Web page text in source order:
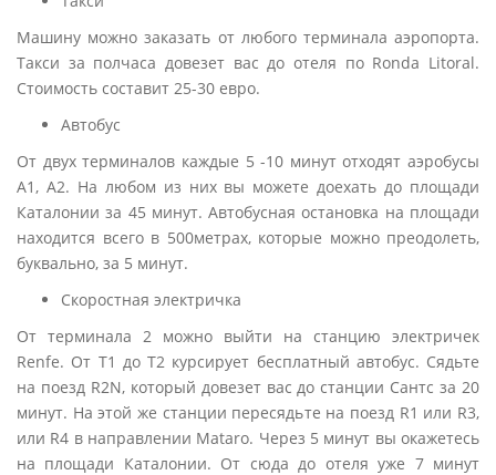
Машину можно заказать от любого терминала аэропорта.
Такси за полчаса довезет вас до отеля по Ronda Litoral.
Стоимость составит 25-30 евро.
Автобус
От двух терминалов каждые 5 -10 минут отходят аэробусы
А1, А2. На любом из них вы можете доехать до площади
Каталонии за 45 минут. Автобусная остановка на площади
находится всего в 500метрах, которые можно преодолеть,
буквально, за 5 минут.
Скоростная электричка
От терминала 2 можно выйти на станцию электричек
Renfe. От Т1 до Т2 курсирует бесплатный автобус. Сядьте
на поезд R2N, который довезет вас до станции Сантс за 20
минут. На этой же станции пересядьте на поезд R1 или R3,
или R4 в направлении Matarо. Через 5 минут вы окажетесь
на площади Каталонии. От сюда до отеля уже 7 минут